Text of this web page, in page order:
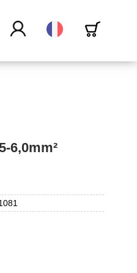
Français
6,0mm²